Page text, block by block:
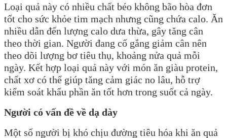
Loại quả này có nhiều chất béo không bão hòa đơn
tốt cho sức khỏe tim mạch nhưng cũng chứa calo. Ăn
nhiều dẫn đến lượng calo dưa thừa, gây tăng cân
theo thời gian. Người đang cố gắng giảm cân nên
theo dõi lượng bơ tiêu thụ, khoảng nửa quả mỗi
ngày. Kết hợp loại quả này với món ăn giàu protein,
chất xơ có thể giúp tăng cảm giác no lâu, hỗ trợ
kiểm soát khẩu phần ăn tốt hơn trong suốt cả ngày.
Người có vấn đề về dạ dày
Một số người bị khó chịu đường tiêu hóa khi ăn quả